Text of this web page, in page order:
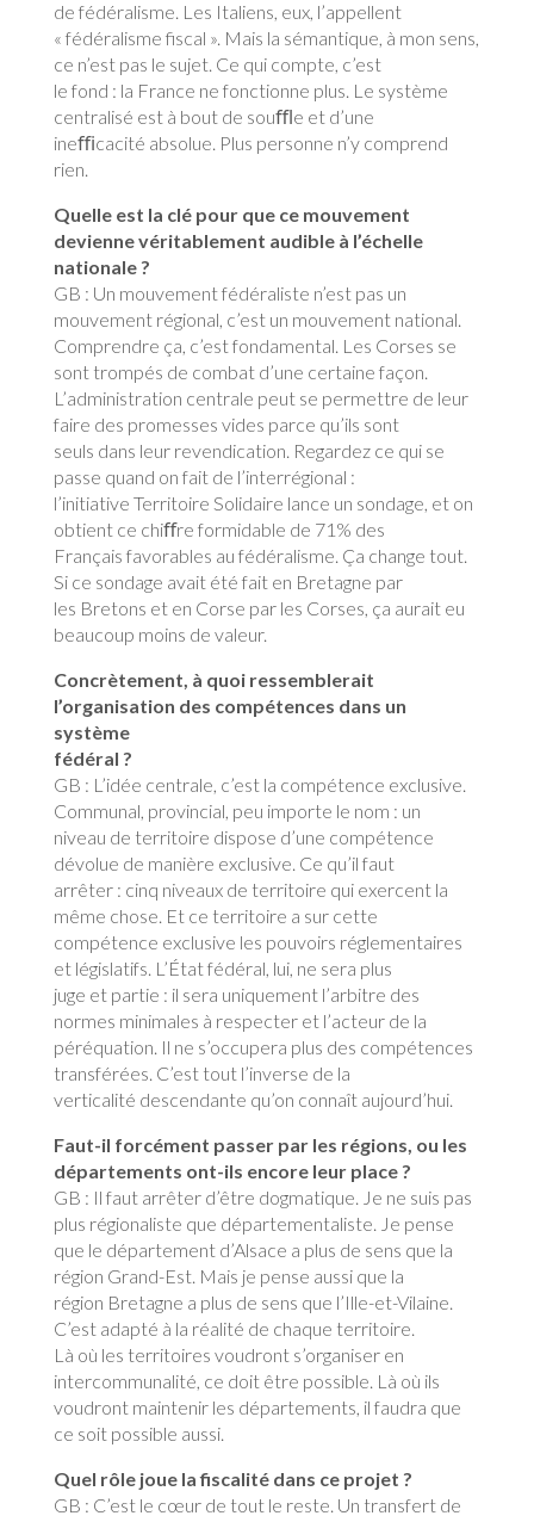
de fédéralisme. Les Italiens, eux, l’appellent
« fédéralisme fiscal ». Mais la sémantique, à mon sens,
ce n’est pas le sujet. Ce qui compte, c’est
le fond : la France ne fonctionne plus. Le système
centralisé est à bout de souﬄe et d’une
ineﬃcacité absolue. Plus personne n’y comprend
rien.
Quelle est la clé pour que ce mouvement
devienne véritablement audible à l’échelle
nationale ?
GB : Un mouvement fédéraliste n’est pas un
mouvement régional, c’est un mouvement national.
Comprendre ça, c’est fondamental. Les Corses se
sont trompés de combat d’une certaine façon.
L’administration centrale peut se permettre de leur
faire des promesses vides parce qu’ils sont
seuls dans leur revendication. Regardez ce qui se
passe quand on fait de l’interrégional :
l’initiative Territoire Solidaire lance un sondage, et on
obtient ce chiﬀre formidable de 71% des
Français favorables au fédéralisme. Ça change tout.
Si ce sondage avait été fait en Bretagne par
les Bretons et en Corse par les Corses, ça aurait eu
beaucoup moins de valeur.
Concrètement, à quoi ressemblerait
l’organisation des compétences dans un
système
fédéral ?
GB : L’idée centrale, c’est la compétence exclusive.
Communal, provincial, peu importe le nom : un
niveau de territoire dispose d’une compétence
dévolue de manière exclusive. Ce qu’il faut
arrêter : cinq niveaux de territoire qui exercent la
même chose. Et ce territoire a sur cette
compétence exclusive les pouvoirs réglementaires
et législatifs. L’État fédéral, lui, ne sera plus
juge et partie : il sera uniquement l’arbitre des
normes minimales à respecter et l’acteur de la
péréquation. Il ne s’occupera plus des compétences
transférées. C’est tout l’inverse de la
verticalité descendante qu’on connaît aujourd’hui.
Faut-il forcément passer par les régions, ou les
départements ont-ils encore leur place ?
GB : Il faut arrêter d’être dogmatique. Je ne suis pas
plus régionaliste que départementaliste. Je pense
que le département d’Alsace a plus de sens que la
région Grand-Est. Mais je pense aussi que la
région Bretagne a plus de sens que l’Ille-et-Vilaine.
C’est adapté à la réalité de chaque territoire.
Là où les territoires voudront s’organiser en
intercommunalité, ce doit être possible. Là où ils
voudront maintenir les départements, il faudra que
ce soit possible aussi.
Quel rôle joue la fiscalité dans ce projet ?
GB : C’est le cœur de tout le reste. Un transfert de